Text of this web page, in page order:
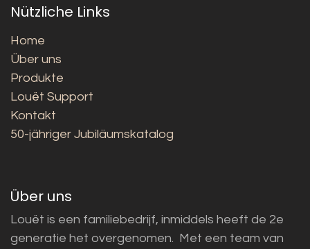
Nützliche Links
Home
Über uns
Produkte
Louët Support
Kontakt
50-jähriger Jubiläumskatalog
Über uns
Louët is een familiebedrijf, inmiddels heeft de 2e
generatie het overgenomen. Met een team van